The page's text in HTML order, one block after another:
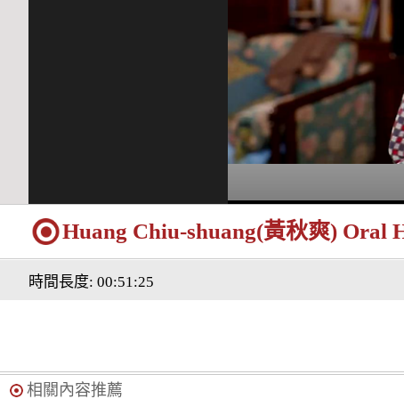
Huang Chiu-shuang(黃秋爽) Oral
時間長度: 00:51:25
相關內容推薦